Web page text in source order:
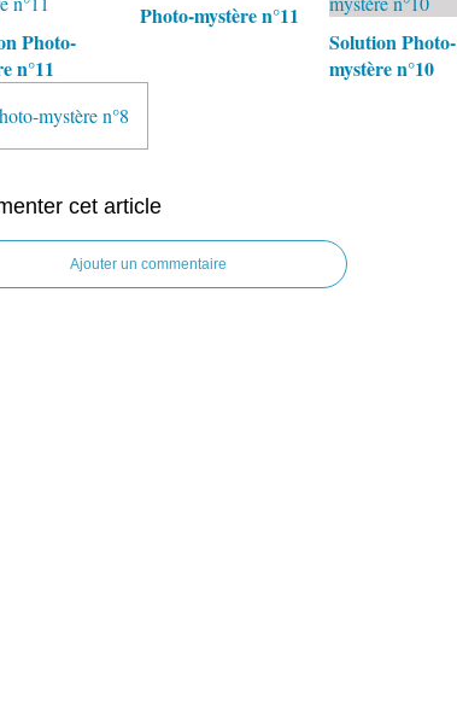
Photo-
n°11
Photo-mystère n°11
Solution Photo-
mystère n°10
mystère n°8
cet article
Ajouter un commentaire